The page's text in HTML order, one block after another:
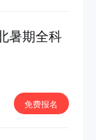
暑期全科
免费报名